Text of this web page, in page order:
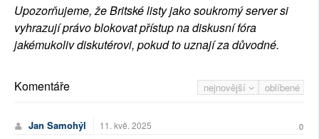
Upozorňujeme, že Britské listy jako soukromý server si
vyhrazují právo blokovat přístup na diskusní fóra
jakémukoliv diskutérovi, pokud to uznají za důvodné.
nejnovější oblíbené
Komentáře
Jan Samohýl 11. kvě. 2025 0